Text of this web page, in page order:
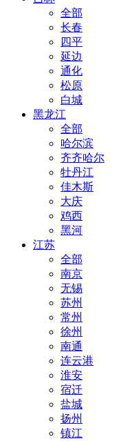
全部
长春
四平
延边
通化
松原
白城
黑龙江
全部
哈尔滨
齐齐哈尔
牡丹江
佳木斯
大庆
鸡西
黑河
江苏
全部
南京
无锡
苏州
常州
徐州
南通
连云港
淮安
宿迁
盐城
扬州
镇江